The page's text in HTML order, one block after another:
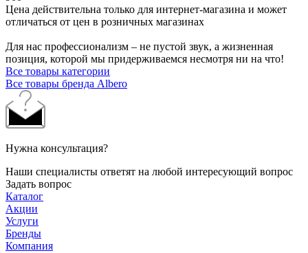
Цена действительна только для интернет-магазина и может
отличаться от цен в розничных магазинах
Для нас профессионализм – не пустой звук, а жизненная
позиция, которой мы придерживаемся несмотря ни на что!
Все товары категории
Все товары бренда Albero
Нужна консультация?
Наши специалисты ответят на любой интересующий вопрос
Задать вопрос
Каталог
Акции
Услуги
Бренды
Компания